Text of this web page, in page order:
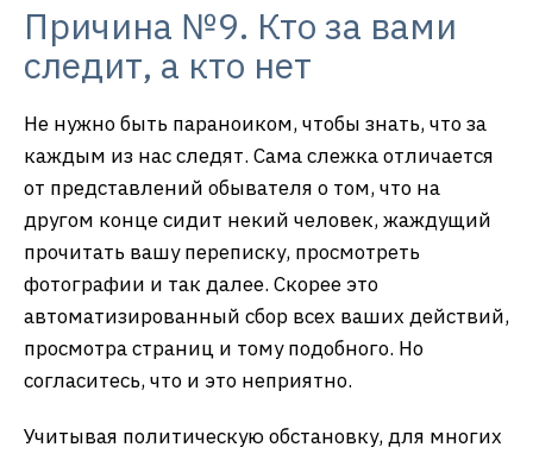
Причина №9. Кто за вами
следит, а кто нет
Не нужно быть параноиком, чтобы знать, что за
каждым из нас следят. Сама слежка отличается
от представлений обывателя о том, что на
другом конце сидит некий человек, жаждущий
прочитать вашу переписку, просмотреть
фотографии и так далее. Скорее это
автоматизированный сбор всех ваших действий,
просмотра страниц и тому подобного. Но
согласитесь, что и это неприятно.
Учитывая политическую обстановку, для многих